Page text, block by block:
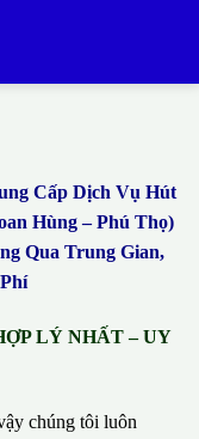
Cấp Dịch Vụ Hút
Hùng – Phú Thọ)
Qua Trung Gian,
LÝ NHẤT – UY
chúng tôi luôn